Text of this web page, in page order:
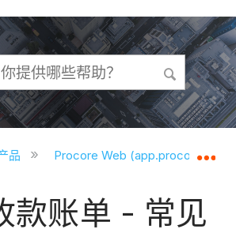
全局层次
品 Procore Web
款账单 - 常见